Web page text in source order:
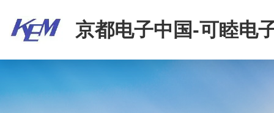
京都电子中国-可睦电
商贸有限公司